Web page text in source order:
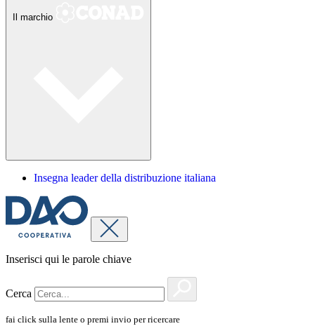
Il marchio
Insegna leader della distribuzione italiana
Inserisci qui le parole chiave
Cerca
fai click sulla lente o premi invio per ricercare